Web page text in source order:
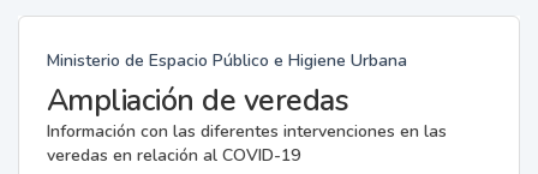
Ministerio de Espacio Público e Higiene Urbana
Ampliación de veredas
Información con las diferentes intervenciones en las
veredas en relación al COVID-19